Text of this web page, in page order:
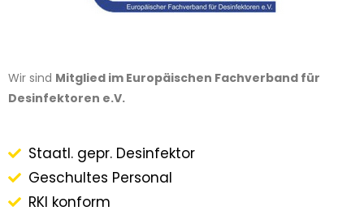
Wir sind Mitglied im Europäischen Fachverband für
Desinfektoren e.V.
Staatl. gepr. Desinfektor
Geschultes Personal
RKI konform